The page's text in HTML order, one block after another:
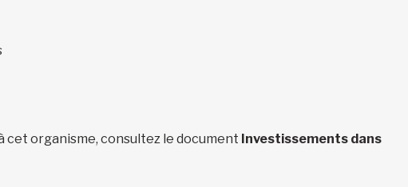
cet organisme, consultez le document Investissements dans